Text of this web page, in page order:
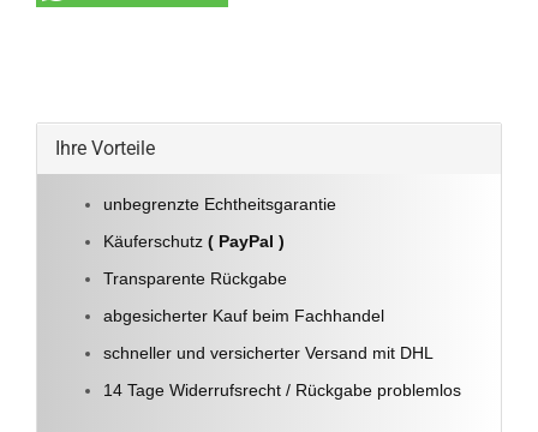
Ihre Vorteile
unbegrenzte Echtheitsgarantie
Käuferschutz ( PayPal )
Transparente Rückgabe
abgesicherter Kauf beim Fachhandel
schneller und versicherter Versand mit DHL
14 Tage Widerrufsrecht / Rückgabe problemlos